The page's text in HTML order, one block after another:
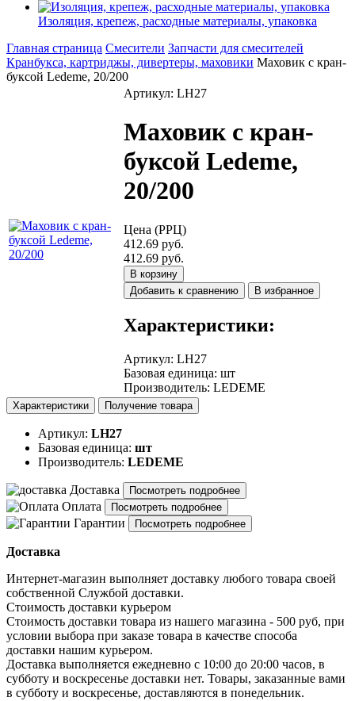
Изоляция, крепеж, расходные материалы, упаковка
Главная страница Смесители Запчасти для смесителей
Кранбукса, картриджы, дивертеры, маховики Маховик с кран-
буксой Ledeme, 20/200
Артикул: LH27
Маховик с кран-
буксой Ledeme,
20/200
Цена (РРЦ)
412.69 руб.
412.69 руб.
В корзину
Добавить к сравнению
В избранное
Характеристики:
Артикул: LH27
Базовая единица: шт
Производитель: LEDEME
Характеристики Получение товара
Артикул: LH27
Базовая единица: шт
Производитель: LEDEME
Доставка Посмотреть подробнее
Оплата Посмотреть подробнее
Гарантии Посмотреть подробнее
Доставка
Интернет-магазин выполняет доставку любого товара своей
собственной Службой доставки.
Стоимость доставки курьером
Стоимость доставки товара из нашего магазина - 500 руб, при
условии выбора при заказе товара в качестве способа
доставки нашим курьером.
Доставка выполняется ежедневно с 10:00 до 20:00 часов, в
субботу и воскресенье доставки нет. Товары, заказанные вами
в субботу и воскресенье, доставляются в понедельник.